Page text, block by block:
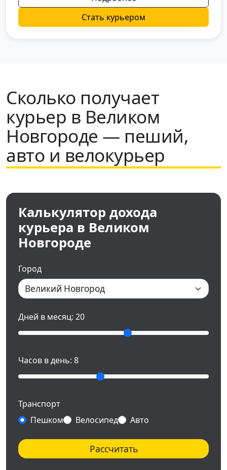
Стать курьером
Сколько получает
курьер в Великом
Новгороде — пеший,
авто и велокурьер
Калькулятор дохода
курьера в Великом
Новгороде
Город
Дней в месяц: 20
Часов в день: 8
Транспорт
Пешком
Велосипед Авто
Рассчитать